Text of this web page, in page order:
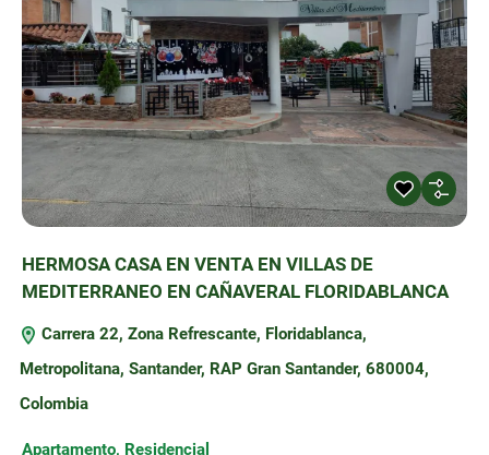
HERMOSA CASA EN VENTA EN VILLAS DE
MEDITERRANEO EN CAÑAVERAL FLORIDABLANCA
Carrera 22, Zona Refrescante, Floridablanca,
Metropolitana, Santander, RAP Gran Santander, 680004,
Colombia
Apartamento, Residencial